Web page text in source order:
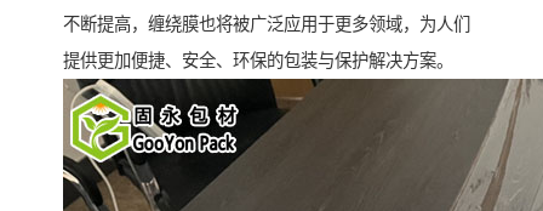
不断提高，缠绕膜也将被广泛应用于更多领域，为人们
提供更加便捷、安全、环保的包装与保护解决方案。